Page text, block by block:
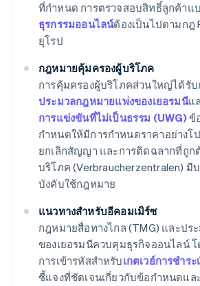
ที่กำหนด การตรวจสอบสิทธิ์ลูกค้าแ
ธุรกรรมออนไลน์ต้องเป็นไปตามกฎ
ยุโรป
กฎหมายคุ้มครองผู้บริโภค
การคุ้มครองผู้บริโภคส่วนใหญ่ได้รั
ประมวลกฎหมายแพ่งของเยอรมนีแ
การแข่งขันที่ไม่เป็นธรรม (UWG)ข้
กำหนดให้มีการกำหนดราคาอย่างโ
ยกเลิกสัญญา และการติดฉลากที่ถูก
บริโภค (Verbraucherzentralen)
บังคับใช้กฎหมาย
แนวทางสำหรับอีคอมเมิร์ซ
กฎหมายสื่อทางไกล (TMG) และปร
ของเยอรมนีควบคุมธุรกิจออนไลน์
การเข้ารหัสสำหรับเกตเวย์การชำระ
ชี้แจงที่ชัดเจนเกี่ยวกับข้อกำหนดแล